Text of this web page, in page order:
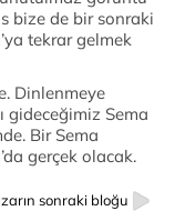
bize de bir sonraki
tekrar gelmek
Dinlenmeye
gideceğimiz Sema
Bir Sema
gerçek olacak.
sonraki bloğu